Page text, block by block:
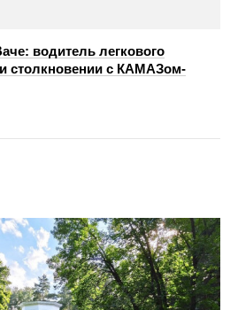
водитель легкового
столкновении с КАМАЗом-